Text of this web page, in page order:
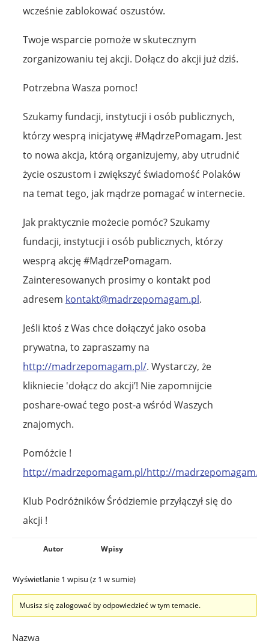
wcześnie zablokować oszustów.
Twoje wsparcie pomoże w skutecznym
zorganizowaniu tej akcji. Dołącz do akcji już dziś.
Potrzebna Wasza pomoc!
Szukamy fundacji, instytucji i osób publicznych,
którzy wesprą inicjatywę #MądrzePomagam. Jest
to nowa akcja, którą organizujemy, aby utrudnić
życie oszustom i zwiększyć świadomość Polaków
na temat tego, jak mądrze pomagać w internecie.
Jak praktycznie możecie pomóc? Szukamy
fundacji, instytucji i osób publicznych, którzy
wesprą akcję #MądrzePomagam.
Zainteresowanych prosimy o kontakt pod
adresem kontakt@madrzepomagam.pl.
Jeśli ktoś z Was chce dołączyć jako osoba
prywatna, to zapraszamy na
http://madrzepomagam.pl/. Wystarczy, że
klikniecie 'dołącz do akcji’! Nie zapomnijcie
poshare-ować tego post-a wśród Waszych
znajomych.
Pomóżcie !
http://madrzepomagam.pl/http://
Klub Podróżników Śródziemie przyłączył się do
akcji !
Autor Wpisy
Wyświetlanie 1 wpisu (z 1 w sumie)
Musisz się zalogować by odpowiedzieć w tym temacie.
Nazwa